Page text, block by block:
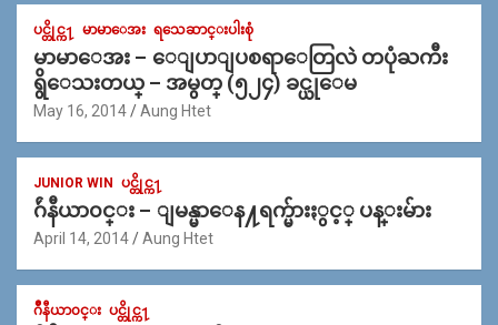
ပင္တိုင္က႑ မာမာေအး ရသေဆာင္းပါးစုံ
မာမာေအး – ေျပာျပစရာေတြလဲ တပုံႀကီး
ရွိေသးတယ္ – အမွတ္ (၅၂၄) ခင္ယုေမ
May 16, 2014 Aung Htet
JUNIOR WIN ပင္တိုင္က႑
ဂ်ဴနီယာ၀င္း – ျမန္မာေန႔ရက္မ်ားႏွင့္ ပန္းမ်ား
April 14, 2014 Aung Htet
ဂ်ဳနီယာ၀င္း ပင္တိုင္က႑